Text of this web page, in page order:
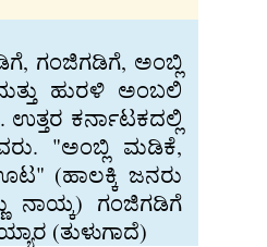
ಗಂಜಿಗಡಿಗೆ, ಅಂಬ್ಲಿ
ಹುರಳಿ ಅಂಬಲಿ
ಕರ್ನಾಟಕದಲ್ಲಿ
"ಅಂಬ್ಲಿ ಮಡಿಕೆ,
(ಹಾಲಕ್ಕಿ ಜನರು
ನಾಯ್ಕ) ಗಂಜಿಗಡಿಗೆ
(ತುಳುಗಾದೆ)